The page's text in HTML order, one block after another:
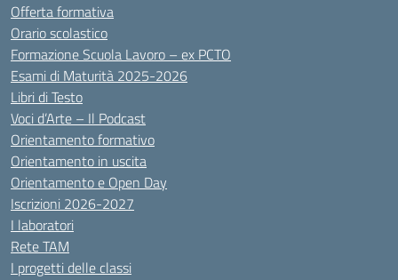
Offerta formativa
Orario scolastico
Formazione Scuola Lavoro – ex PCTO
Esami di Maturità 2025-2026
Libri di Testo
Voci d’Arte – Il Podcast
Orientamento formativo
Orientamento in uscita
Orientamento e Open Day
Iscrizioni 2026-2027
I laboratori
Rete TAM
I progetti delle classi